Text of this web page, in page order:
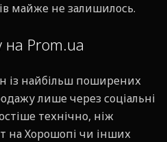
майже не залишилось.
на Prom.ua
із найбільш поширених
лише через соціальні
технічно, ніж
на Хорошопі чи інших